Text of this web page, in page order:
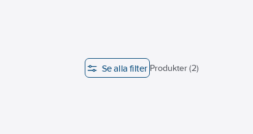
Se alla filter Produkter (2)